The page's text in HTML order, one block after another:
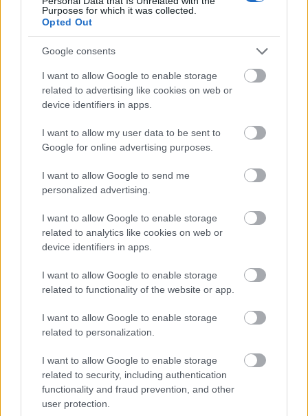
Purposes for which it was collected.
Opted Out
Google consents
I want to allow Google to enable storage
related to advertising like cookies on web or
device identifiers in apps.
I want to allow my user data to be sent to
Google for online advertising purposes.
I want to allow Google to send me
personalized advertising.
I want to allow Google to enable storage
related to analytics like cookies on web or
device identifiers in apps.
I want to allow Google to enable storage
related to functionality of the website or app.
I want to allow Google to enable storage
related to personalization.
I want to allow Google to enable storage
related to security, including authentication
functionality and fraud prevention, and other
user protection.
Brazíliában turnézik a Saxon
2011. október 28.
indokot egy klasszikus Saxon-nóta kiposztolására,
most megvan. A brit heavy metal új hullámának ...
Eladó John Lennon (egyik) szuvas
Lángoló Gitárok •2011. október 28.
16 000 dollárért már a mienk is lehet John Lennon
egyik szuvas foga. A zenész egy Dorothy "Dot" Jarlett
nevű néninek adta oda a fogat még a hatvanas ...
Noel Gallagher: Minden faszkalap
tud tánczenét írni
Lángoló Gitárok •2011. október 28.